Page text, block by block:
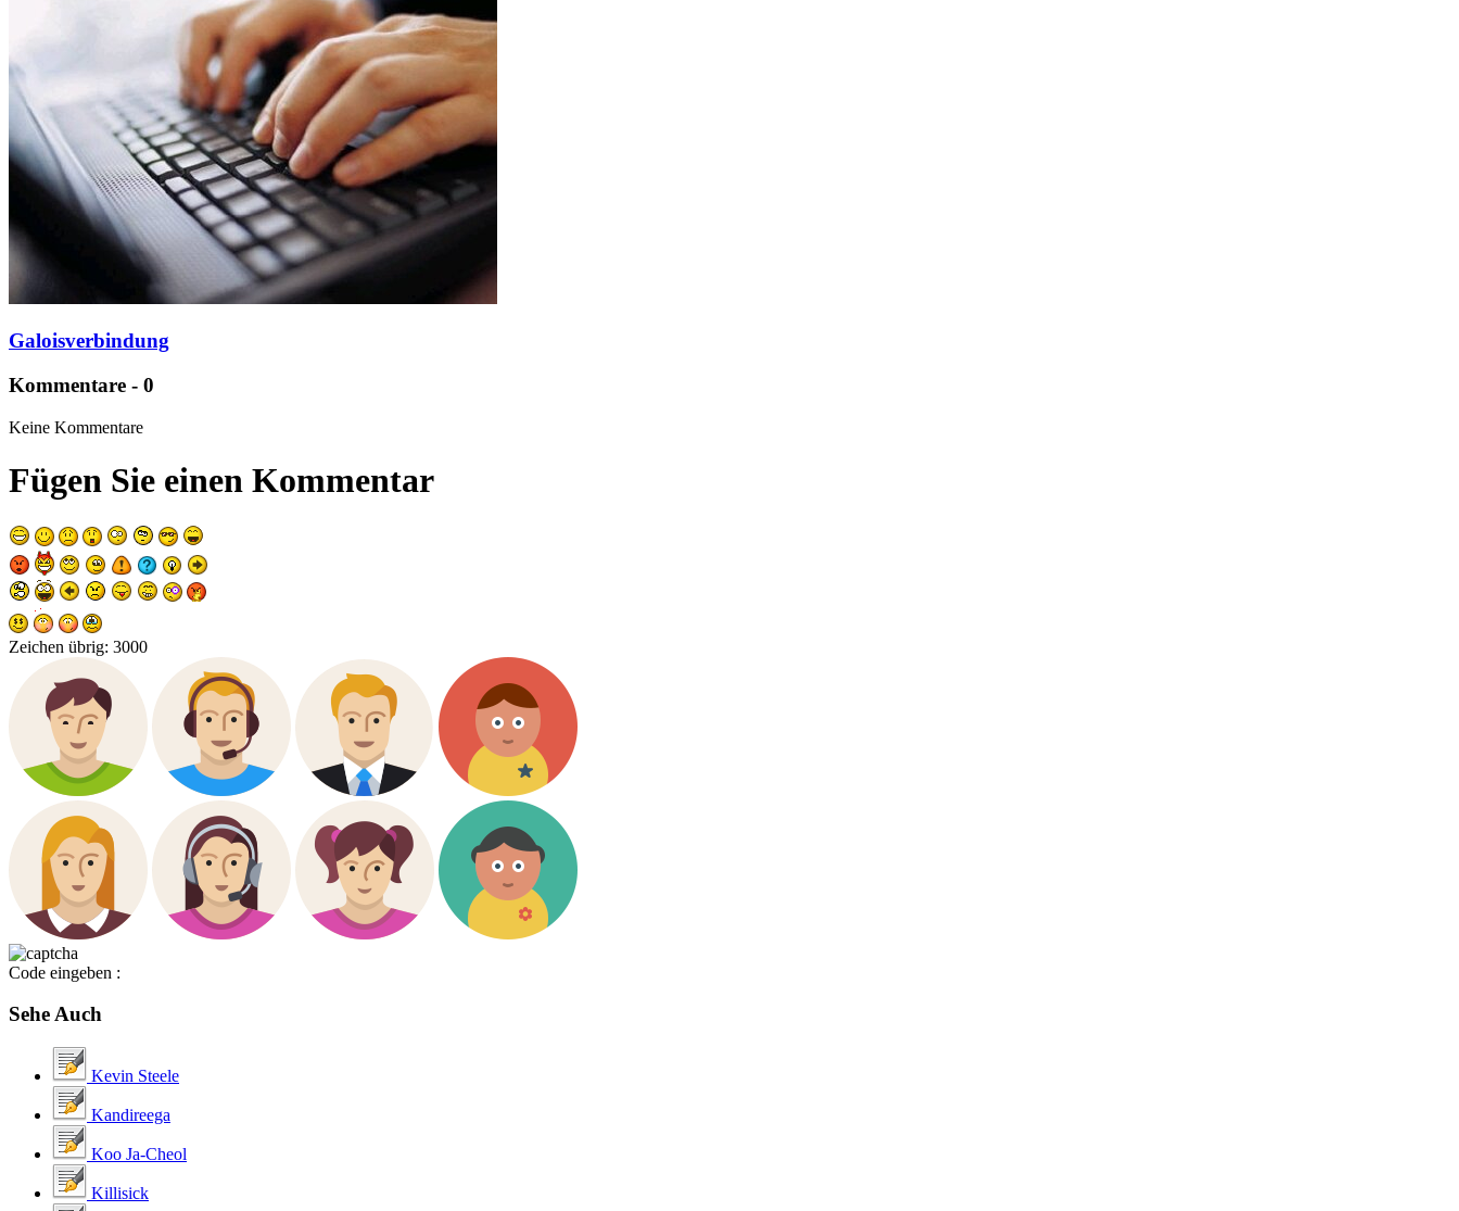
Galoisverbindung
Kommentare - 0
Keine Kommentare
Fügen Sie einen Kommentar
Zeichen übrig: 3000
Code eingeben :
Sehe Auch
Kevin Steele
Kandireega
Koo Ja-Cheol
Killisick